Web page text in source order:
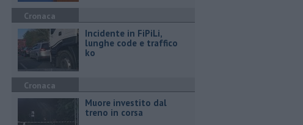
Cronaca
Incidente in FiPiLi,
lunghe code e traffico
ko
Cronaca
Muore investito dal
treno in corsa